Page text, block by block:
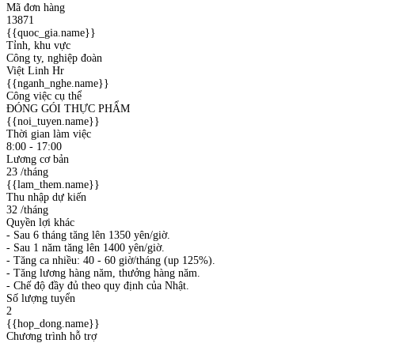
Mã đơn hàng
13871
{{quoc_gia.name}}
Tỉnh, khu vực
Công ty, nghiệp đoàn
Việt Linh Hr
{{nganh_nghe.name}}
Công việc cụ thể
ĐÓNG GÓI THỰC PHẨM
{{noi_tuyen.name}}
Thời gian làm việc
8:00 - 17:00
Lương cơ bản
23 /tháng
{{lam_them.name}}
Thu nhập dự kiến
32 /tháng
Quyền lợi khác
- Sau 6 tháng tăng lên 1350 yên/giờ.
- Sau 1 năm tăng lên 1400 yên/giờ.
- Tăng ca nhiều: 40 - 60 giờ/tháng (up 125%).
- Tăng lương hàng năm, thưởng hàng năm.
- Chế độ đầy đủ theo quy định của Nhật.
Số lượng tuyển
2
{{hop_dong.name}}
Chương trình hỗ trợ